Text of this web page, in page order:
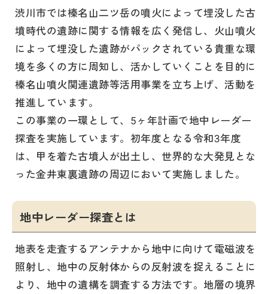
渋川市では榛名山二ツ岳の噴火によって埋没した古
墳時代の遺跡に関する情報を広く発信し、火山噴火
によって埋没した遺跡がパックされている貴重な環
境を多くの方に周知し、活かしていくことを目的に
榛名山噴火関連遺跡等活用事業を立ち上げ、活動を
推進しています。
この事業の一環として、5ヶ年計画で地中レーダー
探査を実施しています。初年度となる令和3年度
は、甲を着た古墳人が出土し、世界的な大発見とな
った金井東裏遺跡の周辺において実施しました。
地中レーダー探査とは
地表を走査するアンテナから地中に向けて電磁波を
照射し、地中の反射体からの反射波を捉えることに
より、地中の遺構を調査する方法です。地層の境界